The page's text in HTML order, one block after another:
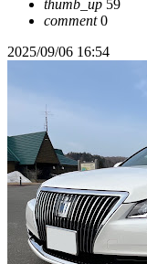
thumb_up 59
comment0
2025/09/06 16:54